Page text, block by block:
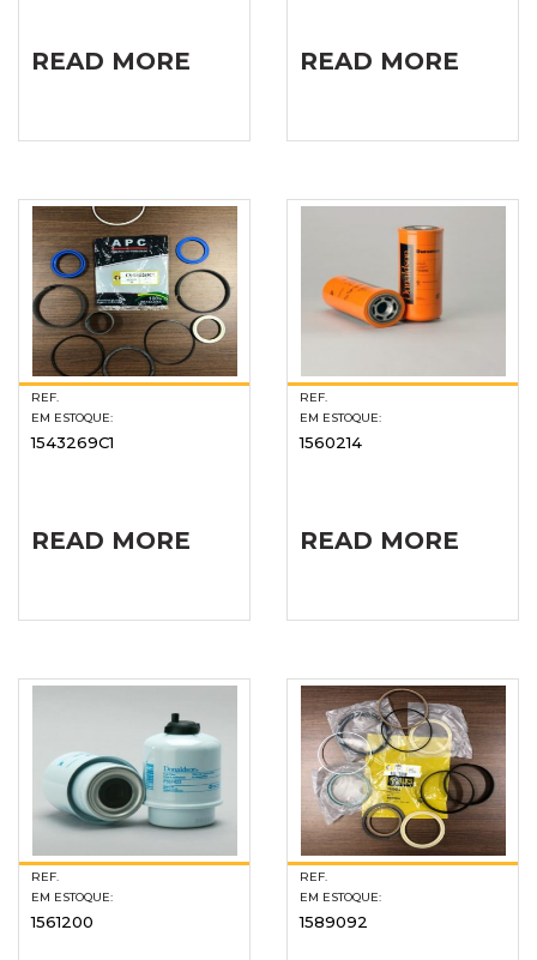
READ MORE READ MORE
REF.
EM ESTOQUE:
1543269C1
READ MORE
REF.
EM ESTOQUE:
1560214
READ MORE
REF.
EM ESTOQUE:
1561200
REF.
EM ESTOQUE:
1589092